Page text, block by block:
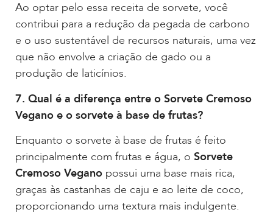
Ao optar pelo essa receita de sorvete, você
contribui para a redução da pegada de carbono
e o uso sustentável de recursos naturais, uma vez
que não envolve a criação de gado ou a
produção de laticínios.
7. Qual é a diferença entre o Sorvete Cremoso
Vegano e o sorvete à base de frutas?
Enquanto o sorvete à base de frutas é feito
principalmente com frutas e água, o Sorvete
Cremoso Vegano possui uma base mais rica,
graças às castanhas de caju e ao leite de coco,
proporcionando uma textura mais indulgente.